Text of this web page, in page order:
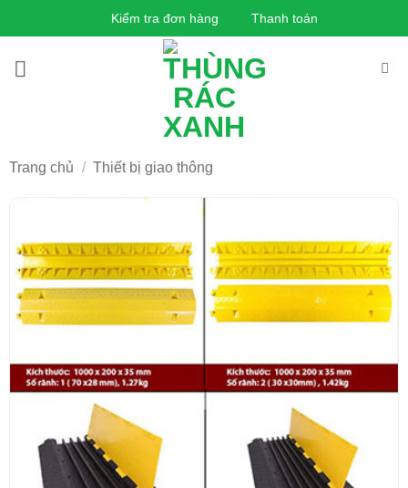
qua
dung
Kiểm tra đơn hàng Thanh toán
Trang chủ / Thiết bị giao thông